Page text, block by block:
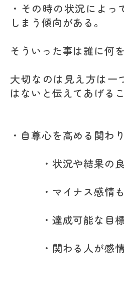
・その時の状況によ
しまう傾向がある。
そういった事は誰に何
大切なのは見え方は一
はないと伝えてあげる
・自尊心を高める関わ
・状況や結果の良
・マイナス感情も
・達成可能な目標
・関わる人が感情的